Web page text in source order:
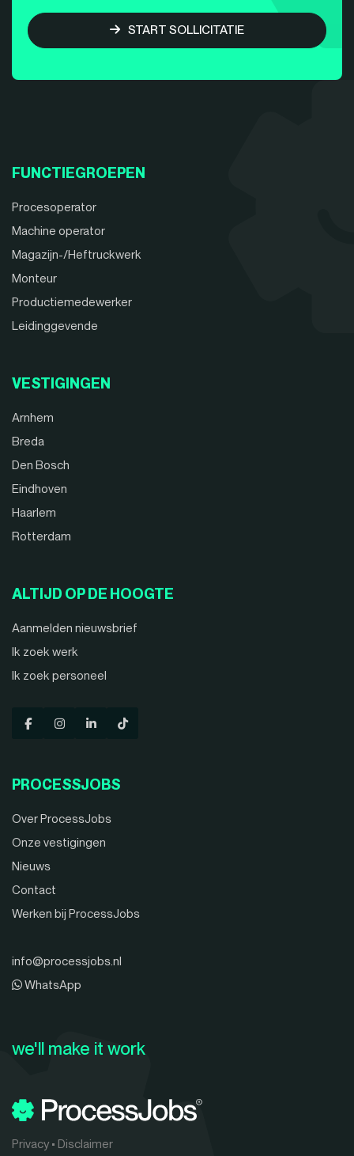
START SOLLICITATIE
FUNCTIEGROEPEN
Procesoperator
Machine operator
Magazijn-/Heftruckwerk
Monteur
Productiemedewerker
Leidinggevende
VESTIGINGEN
Arnhem
Breda
Den Bosch
Eindhoven
Haarlem
Rotterdam
ALTIJD OP DE HOOGTE
Aanmelden nieuwsbrief
Ik zoek werk
Ik zoek personeel
PROCESSJOBS
Over ProcessJobs
Onze vestigingen
Nieuws
Contact
Werken bij ProcessJobs
info@processjobs.nl
WhatsApp
Privacy• Disclaimer
we'll make it work